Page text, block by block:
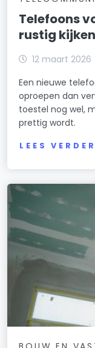
Telefoons
rustig
12 maart 2026
Een nieuwe
oproepen dan
toestel nog wel,
prettig wordt.
LEES VERDER